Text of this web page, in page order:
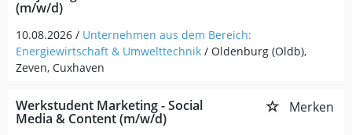
(m/w/d)
10.08.2026 / Unternehmen aus dem Bereich:
Energiewirtschaft & Umwelttechnik / Oldenburg (Oldb),
Zeven, Cuxhaven
Werkstudent Marketing - Social
Media & Content (m/w/d)
Merken